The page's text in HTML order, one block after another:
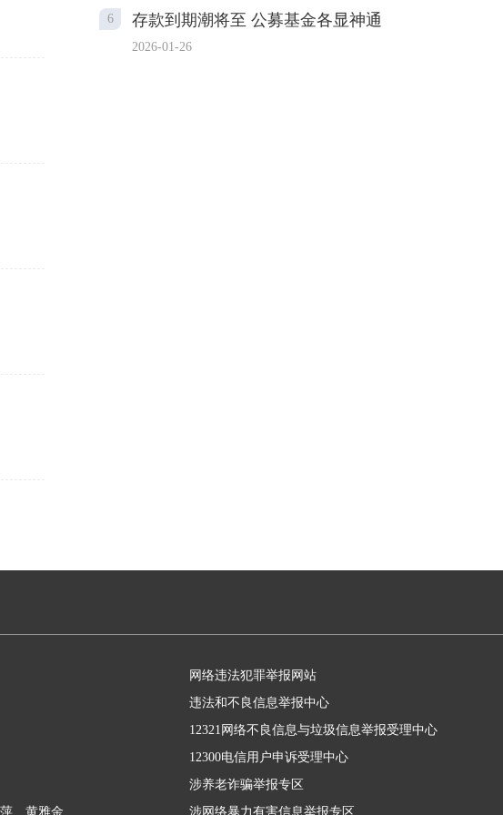
6 存款到期潮将至 公募基金各显神通
2026-01-26
、黄雅金
网络违法犯罪举报网站
违法和不良信息举报中心
12321网络不良信息与垃圾信息举报受理中心
12300电信用户申诉受理中心
涉养老诈骗举报专区
涉网络暴力有害信息举报专区